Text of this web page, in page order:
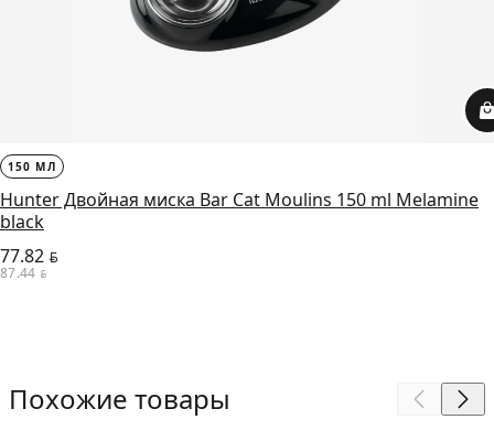
150 МЛ
Hunter Двойная миска Bar Cat Moulins 150 ml Melamine
black
77.82 BYN
87.44 BYN
Похожие товары